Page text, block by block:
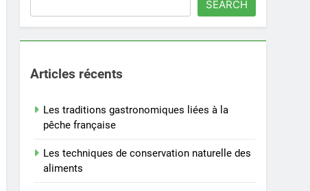
SEARCH
Articles récents
Les traditions gastronomiques liées à la
pêche française
Les techniques de conservation naturelle des
aliments